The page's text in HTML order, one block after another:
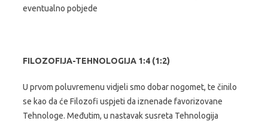
eventualno pobjede
FILOZOFIJA-TEHNOLOGIJA 1:4 (1:2)
U prvom poluvremenu vidjeli smo dobar nogomet, te činilo
se kao da će Filozofi uspjeti da iznenade favorizovane
Tehnologe. Međutim, u nastavak susreta Tehnologija